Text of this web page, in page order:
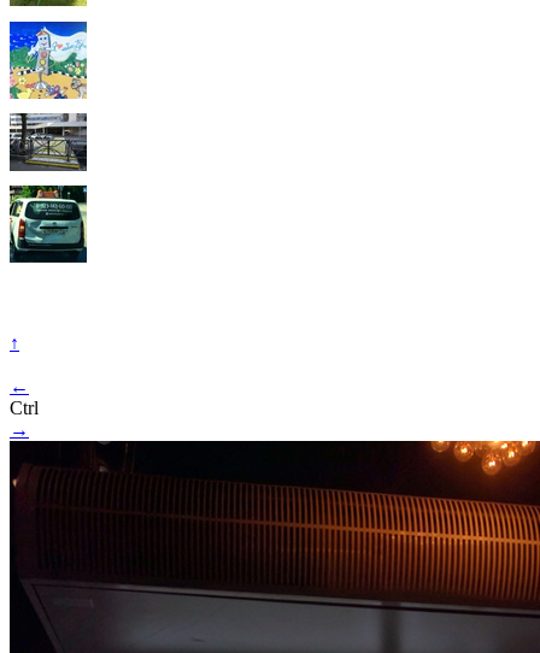
↑
←
Ctrl
→